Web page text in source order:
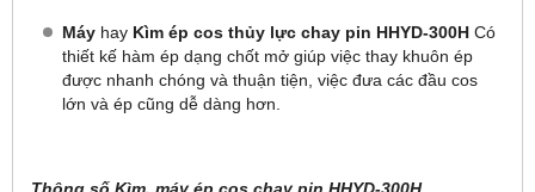
Máy hay Kìm ép cos thủy lực chay pin HHYD-300H Có
thiết kế hàm ép dạng chốt mở giúp việc thay khuôn ép
được nhanh chóng và thuận tiện, việc đưa các đầu cos
lớn và ép cũng dễ dàng hơn.
Thông số Kìm, máy ép cos chạy pin HHYD-300H